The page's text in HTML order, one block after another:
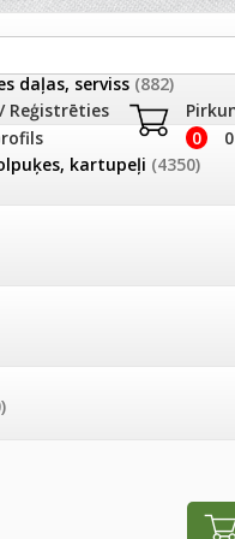
Reģistrēties
0
daļas, serviss (882)
kartupeļi (4350)
AKCIJAS
frēze + mulčieris +
AKCIJAS komplekts -
60ml